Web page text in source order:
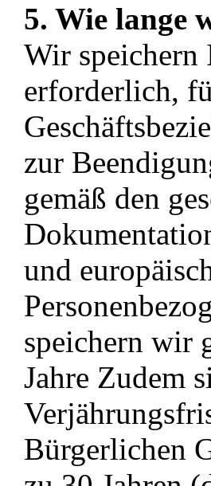
5. Wie lange
Wir speichern
erforderlich,
zur
gemäß den
und
speichern wir
Jahre Zudem
Bürgerlichen